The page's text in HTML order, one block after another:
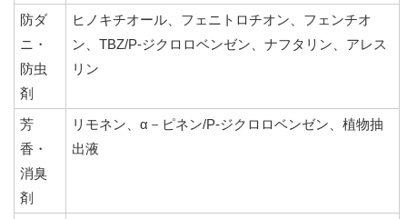
防ダ
ニ・
防虫
剤
ヒノキチオール、フェニトロチオン、フェンチオ
ン、TBZ/P-ジクロロベンゼン、ナフタリン、アレス
リン
芳
香・
消臭
剤
リモネン、α－ピネン/P-ジクロロベンゼン、植物抽
出液